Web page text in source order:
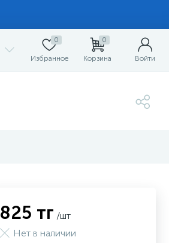
0
Избранное
0
Корзина Войти
825 тг /шт
Нет в наличии